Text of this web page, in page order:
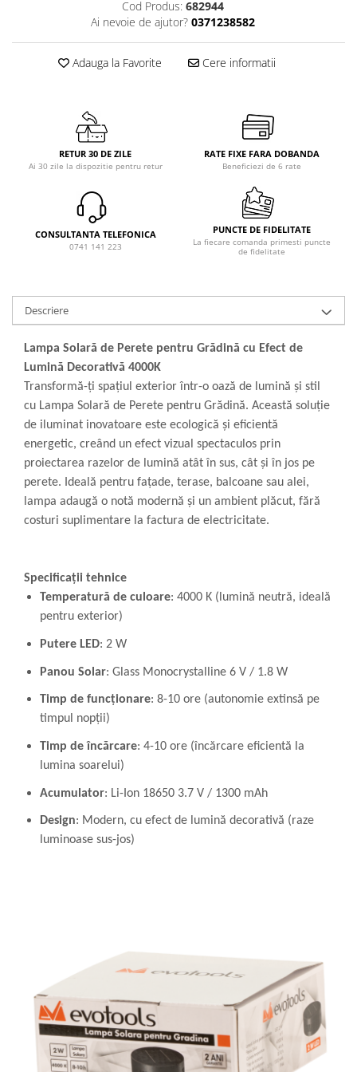
Cod Produs: 682944
Ai nevoie de ajutor? 0371238582
Adauga la Favorite Cere informatii
RETUR 30 DE ZILE
Ai 30 zile la dispozitie pentru retur
RATE FIXE FARA DOBANDA
Beneficiezi de 6 rate
CONSULTANTA TELEFONICA
0741 141 223
PUNCTE DE FIDELITATE
La fiecare comanda primesti puncte
de fidelitate
Descriere
Lampa Solară de Perete pentru Grădină cu Efect de
Lumină Decorativă 4000K
Transformă-ți spațiul exterior într-o oază de lumină și stil
cu Lampa Solară de Perete pentru Grădină. Această soluție
de iluminat inovatoare este ecologică și eficientă
energetic, creând un efect vizual spectaculos prin
proiectarea razelor de lumină atât în sus, cât și în jos pe
perete. Ideală pentru fațade, terase, balcoane sau alei,
lampa adaugă o notă modernă și un ambient plăcut, fără
costuri suplimentare la factura de electricitate.
Specificații tehnice
Temperatură de culoare: 4000 K (lumină neutră, ideală
pentru exterior)
Putere LED: 2 W
Panou Solar: Glass Monocrystalline 6 V / 1.8 W
Timp de funcționare: 8-10 ore (autonomie extinsă pe
timpul nopții)
Timp de încărcare: 4-10 ore (încărcare eficientă la
lumina soarelui)
Acumulator: Li-Ion 18650 3.7 V / 1300 mAh
Design: Modern, cu efect de lumină decorativă (raze
luminoase sus-jos)